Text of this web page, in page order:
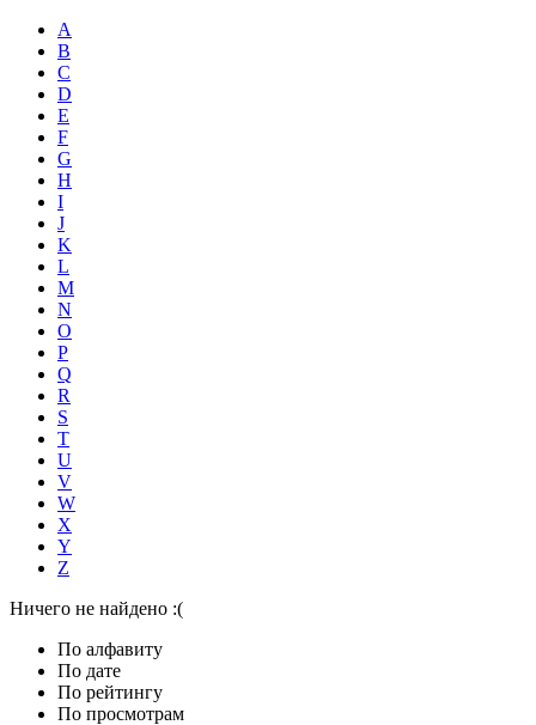
A
B
C
D
E
F
G
H
I
J
K
L
M
N
O
P
Q
R
S
T
U
V
W
X
Y
Z
Ничего не найдено :(
По алфавиту
По дате
По рейтингу
По просмотрам